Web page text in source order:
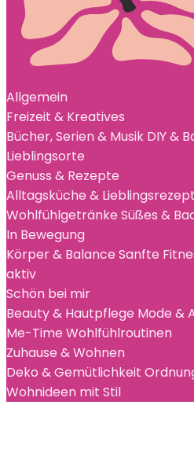
Allgemein
Freizeit & Kreatives
Bücher, Serien & Musik DIY &
Lieblingsorte
Genuss & Rezepte
Alltagsküche &
Wohlfühlgetränke Süßes &
In Bewegung
Körper & Balance Sanfte
aktiv
Schön bei mir
Beauty & Hautpflege Mode &
Me-Time Wohlfühlroutinen
Zuhause & Wohnen
Deko & Gemütlichkeit
Wohnideen mit Stil